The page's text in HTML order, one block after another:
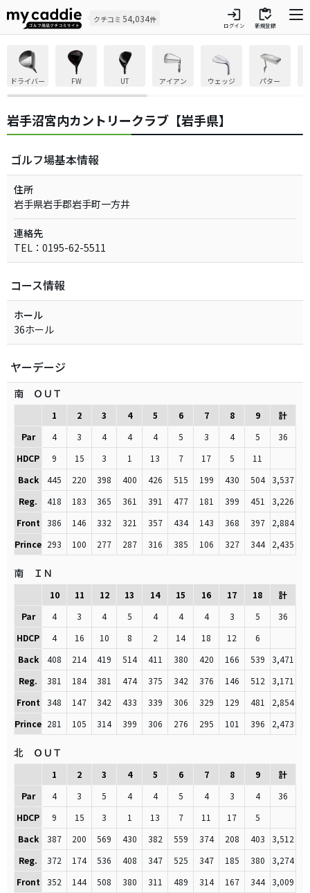
クチコミ 54,034件 login
ログイン
inventory
新規登録
ドライバー FW UT アイアン ウェッジ パター
岩手沼宮内カントリークラブ【岩手県】
ゴルフ場基本情報
住所
岩手県岩手郡岩手町一方井
連絡先
TEL：0195-62-5511
コース情報
ホール
36ホール
ヤーデージ
南 ＯＵＴ
1 2 3 4 5 6 7 8 9
計
Par
4 3 4 4 4 5 3 4 5
36
HDCP
9 15 3 1 13 7 17 5
11
Back
445 220 398 400 426 515 199 430 504
3,537
Reg.
418 183 365 361 391 477 181 399 451
3,226
Front
386 146 332 321 357 434 143 368 397
2,884
Prince 293 100 277 287 316 385 106 327 344 2,435
南 ＩＮ
10 11 12 13 14 15 16 17 18
計
Par
4 3 4 5 4 4 4 3 5
36
HDCP
4 16 10 8 2 14 18 12
6
Back
408 214 419 514 411 380 420 166 539
3,471
Reg.
381 184 381 474 375 342 376 146 512
3,171
Front
348 147 342 433 339 306 329 129 481
2,854
Prince 281 105 314 399 306 276 295 101 396 2,473
北 ＯＵＴ
1 2 3 4 5 6 7 8 9
計
Par
4 3 5 4 4 5 4 3 4
36
HDCP
9 15 3 1 13 7 11 17
5
Back
387 200 569 430 382 559 374 208 403
3,512
Reg.
372 174 536 408 347 525 347 185 380
3,274
Front
352 144 508 380 311 489 314 167 344
3,009